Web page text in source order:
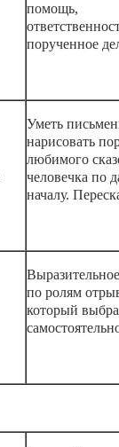
помощь,
порученное
Уметь
нарисовать
любимого
человечка по
началу.
по ролям
который